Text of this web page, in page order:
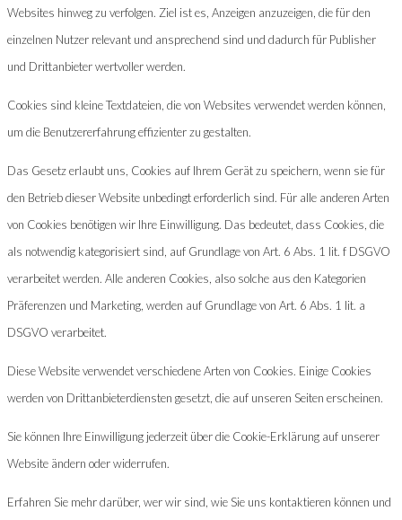
Websites hinweg zu verfolgen. Ziel ist es, Anzeigen anzuzeigen, die für den
einzelnen Nutzer relevant und ansprechend sind und dadurch für Publisher
und Drittanbieter wertvoller werden.
Cookies sind kleine Textdateien, die von Websites verwendet werden können,
um die Benutzererfahrung effizienter zu gestalten.
Das Gesetz erlaubt uns, Cookies auf Ihrem Gerät zu speichern, wenn sie für
den Betrieb dieser Website unbedingt erforderlich sind. Für alle anderen Arten
von Cookies benötigen wir Ihre Einwilligung. Das bedeutet, dass Cookies, die
als notwendig kategorisiert sind, auf Grundlage von Art. 6 Abs. 1 lit. f DSGVO
verarbeitet werden. Alle anderen Cookies, also solche aus den Kategorien
Präferenzen und Marketing, werden auf Grundlage von Art. 6 Abs. 1 lit. a
DSGVO verarbeitet.
Diese Website verwendet verschiedene Arten von Cookies. Einige Cookies
werden von Drittanbieterdiensten gesetzt, die auf unseren Seiten erscheinen.
Sie können Ihre Einwilligung jederzeit über die Cookie-Erklärung auf unserer
Website ändern oder widerrufen.
Erfahren Sie mehr darüber, wer wir sind, wie Sie uns kontaktieren können und